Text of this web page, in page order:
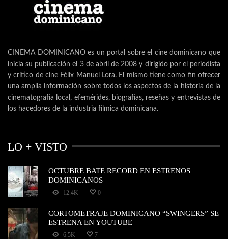
CINEMA DOMINICANO es un portal sobre el cine dominicano que
inicia su publicación el 3 de abril de 2008 y dirigido por el periodista
y crítico de cine Félix Manuel Lora. El mismo tiene como fin ofrecer
una amplia información sobre todos los aspectos de la historia de la
cinematografía local, efemérides, biografías, reseñas y entrevistas de
los hacedores de la industria fílmica dominicana.
LO + VISTO
OCTUBRE BATE RECORD EN ESTRENOS
DOMINICANOS
12.4K 0
CORTOMETRAJE DOMINICANO “SWINGERS” SE
ESTRENA EN YOUTUBE
6.5K 7